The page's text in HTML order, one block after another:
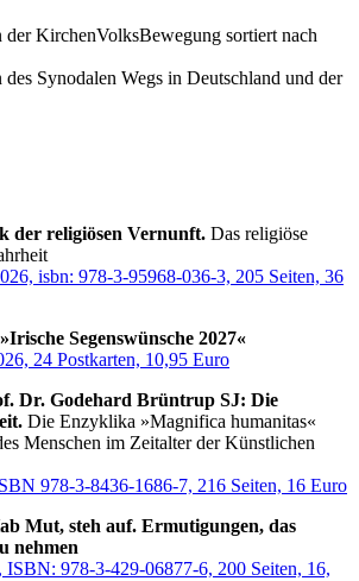
der KirchenVolksBewegung sortiert nach
des Synodalen Wegs in Deutschland und der
der religiösen Vernunft. Das religiöse
isbn: 978-3-95968-036-3, 205 Seiten, 36
Segenswünsche 2027«
24 Postkarten, 10,95 Euro
Dr. Godehard Brüntrup SJ: Die
Die Enzyklika »Magnifica humanitas«
Menschen im Zeitalter der Künstlichen
978-3-8436-1686-7, 216 Seiten, 16 Euro
Mut, steh auf. Ermutigungen, das
nehmen
ISBN: 978-3-429-06877-6, 200 Seiten, 16,